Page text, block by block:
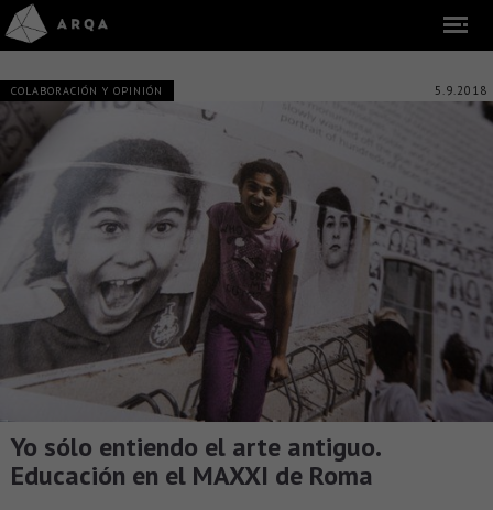
COLABORACIÓN Y OPINIÓN 5.9.2018
Yo sólo entiendo el arte antiguo.
Educación en el MAXXI de Roma